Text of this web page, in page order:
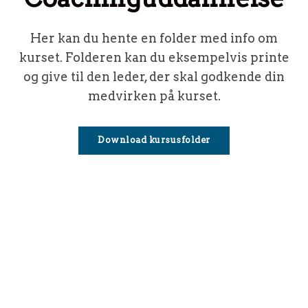
Her kan du hente en folder med info om
kurset. Folderen kan du eksempelvis printe
og give til den leder, der skal godkende din
medvirken på kurset.
Download kursusfolder